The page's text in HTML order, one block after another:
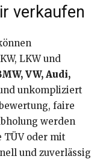
verkaufen
LKW und
VW, Audi,
unkompliziert
faire
werden
TÜV oder mit
und zuverlässig